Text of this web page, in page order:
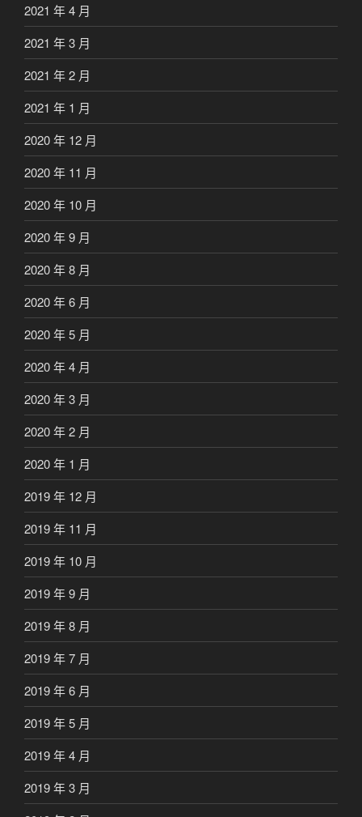
2021 年 4 月
2021 年 3 月
2021 年 2 月
2021 年 1 月
2020 年 12 月
2020 年 11 月
2020 年 10 月
2020 年 9 月
2020 年 8 月
2020 年 6 月
2020 年 5 月
2020 年 4 月
2020 年 3 月
2020 年 2 月
2020 年 1 月
2019 年 12 月
2019 年 11 月
2019 年 10 月
2019 年 9 月
2019 年 8 月
2019 年 7 月
2019 年 6 月
2019 年 5 月
2019 年 4 月
2019 年 3 月